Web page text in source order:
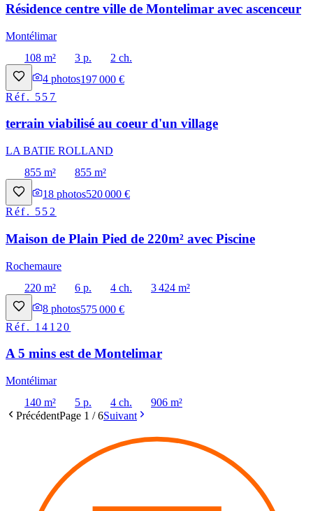
Résidence centre ville de Montelimar avec ascenceur
Montélimar
108 m²
3 p.
2 ch.
4 photos197 000 €
Réf. 557
terrain viabilisé au coeur d'un village
LA BATIE ROLLAND
855 m²
855 m²
18 photos520 000 €
Réf. 552
Maison de Plain Pied de 220m² avec Piscine
Rochemaure
220 m²
6 p. 4 ch.
3 424 m²
8 photos575 000 €
Réf. 14120
A 5 mins est de Montelimar
Montélimar
140 m²
5 p. 4 ch.
906 m²
PrécédentPage 1 /6Suivant